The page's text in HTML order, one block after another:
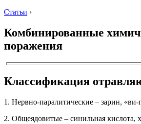
Статьи ›
Комбинированные
поражения
Классификация
1. Нервно-паралитические – зарин,
2. Общеядовитые – синильная кислота,